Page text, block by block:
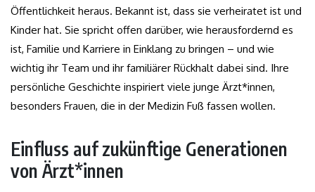
Öffentlichkeit heraus. Bekannt ist, dass sie verheiratet ist und
Kinder hat. Sie spricht offen darüber, wie herausfordernd es
ist, Familie und Karriere in Einklang zu bringen – und wie
wichtig ihr Team und ihr familiärer Rückhalt dabei sind. Ihre
persönliche Geschichte inspiriert viele junge Ärzt*innen,
besonders Frauen, die in der Medizin Fuß fassen wollen.
Einfluss auf zukünftige Generationen
von Ärzt*innen